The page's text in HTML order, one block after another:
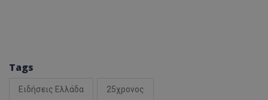
Tags
Ειδήσεις Ελλάδα 25χρονος